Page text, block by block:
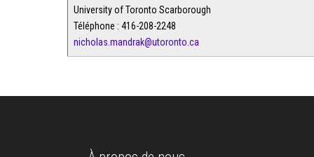
University of Toronto Scarborough
Téléphone : 416-208-2248
nicholas.mandrak@utoronto.ca